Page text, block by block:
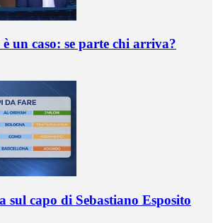
un caso: se parte chi arriva?
sul capo di Sebastiano Esposito